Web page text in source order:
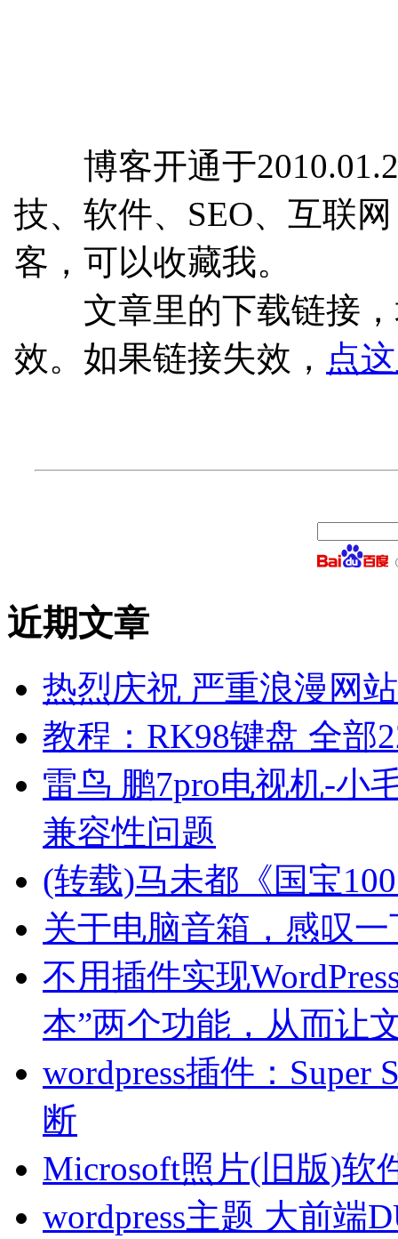
博客开通于
技、软件、SEO、互联
客，可以收藏我。
文章里的下载链接，
效。如果链接失效， 点
近期文章
热烈庆祝 严重浪漫网
教程：RK98键盘 全部
雷鸟 鹏7pro电视机-小
兼容性问题
(转载)马未都《国宝
关于电脑音箱，感叹
不用插件实现
本”两个功能，从而让
wordpress插件：
断
Microsoft照片(旧版)软
wordpress主题 大前端